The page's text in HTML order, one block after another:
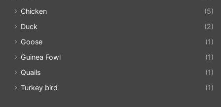
Chicken
(5)
Duck
(2)
Goose
(1)
Guinea Fowl
(1)
Quails
(1)
Turkey bird
(1)